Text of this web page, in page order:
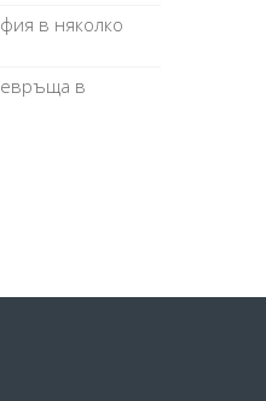
в няколко
в